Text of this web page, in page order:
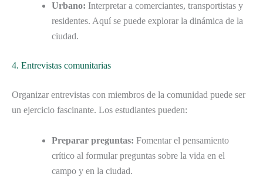
Urbano: Interpretar a comerciantes, transportistas y
residentes. Aquí se puede explorar la dinámica de la
ciudad.
4. Entrevistas comunitarias
Organizar entrevistas con miembros de la comunidad puede ser
un ejercicio fascinante. Los estudiantes pueden:
Preparar preguntas: Fomentar el pensamiento
crítico al formular preguntas sobre la vida en el
campo y en la ciudad.